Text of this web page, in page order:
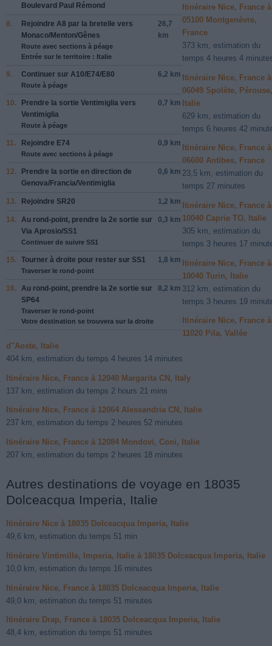
Boulevard Paul Rémond
8. Rejoindre A8 par la bretelle vers
Monaco/Menton/Gênes
Route avec sections à péage
Entrée sur le territoire : Italie
26,7
km
9. Continuer sur A10/E74/E80
Route à péage
6,2 km
10. Prendre la sortie Ventimiglia vers
Ventimiglia
Route à péage
0,7 km
11. Rejoindre E74
Route avec sections à péage
0,9 km
12.
Prendre la sortie en direction de
Genova/Francia/Ventimiglia
0,6 km
13. Rejoindre SR20 1,2 km
14. Au rond-point, prendre la 2e sortie sur
Via Aprosio/SS1
Continuer de suivre SS1
0,3 km
15. Tourner à droite pour rester sur SS1
Traverser le rond-point
1,8 km
16. Au rond-point, prendre la 2e sortie sur
SP64
Traverser le rond-point
Votre destination se trouvera sur la droite
8,2 km
Itinéraire Nice, France à
05100 Montgenèvre,
France
373 km, estimation du
temps 4 heures 4
Itinéraire Nice, France à
06049 Spolète, Pérouse,
Italie
629 km, estimation du
temps 6 heures 42
Itinéraire Nice, France à
06600 Antibes, France
23,5 km, estimation du
temps 27 minutes
Itinéraire Nice, France à
10040 Caprie TO, Italie
305 km, estimation du
temps 3 heures 17
Itinéraire Nice, France à
10040 Turin, Italie
312 km, estimation du
temps 3 heures 19
Itinéraire Nice, France à
11020 Pila, Vallée
d"Aoste, Italie
404 km, estimation du temps 4 heures 14 minutes
Itinéraire Nice, France à 12040 Margarita CN, Italy
137 km, estimation du temps 2 hours 21 mins
Itinéraire Nice, France à 12064 Alessandria CN, Italie
237 km, estimation du temps 2 heures 52 minutes
Itinéraire Nice, France à 12084 Mondovi, Coni, Italie
207 km, estimation du temps 2 heures 18 minutes
Autres destinations de voyage en 18035
Dolceacqua Imperia, Italie
Itinéraire Nice à 18035 Dolceacqua Imperia, Italie
49,6 km, estimation du temps 51 min
Itinéraire Vintimille, Imperia, Italie à 18035 Dolceacqua Imperia, Italie
10,0 km, estimation du temps 16 minutes
Itinéraire Nice, France à 18035 Dolceacqua Imperia, Italie
49,0 km, estimation du temps 51 minutes
Itinéraire Drap, France à 18035 Dolceacqua Imperia, Italie
48,4 km, estimation du temps 51 minutes